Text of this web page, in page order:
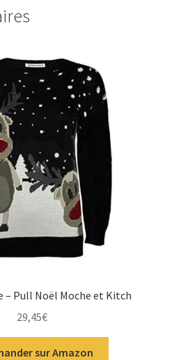
– Pull Noël Moche et Kitch
29,45€
sur Amazon